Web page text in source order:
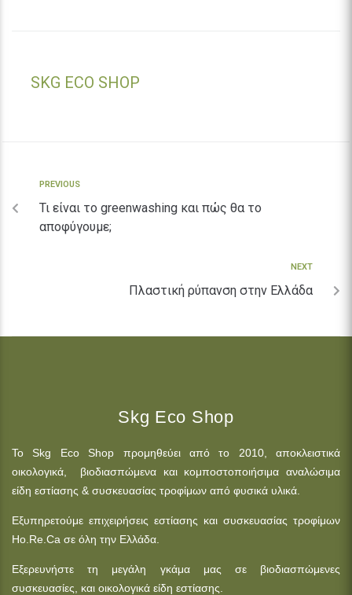
SKG ECO SHOP
PREVIOUS
Τι είναι το greenwashing και πώς θα το
αποφύγουμε;
NEXT
Πλαστική ρύπανση στην Ελλάδα
Skg Eco Shop
Το Skg Eco Shop προμηθεύει από το 2010, αποκλειστικά
οικολογικά, βιοδιασπώμενα και κομποστοποιήσιμα αναλώσιμα
είδη εστίασης & συσκευασίας τροφίμων από φυσικά υλικά.
Εξυπηρετούμε επιχειρήσεις εστίασης και συσκευασίας τροφίμων
Ho.Re.Ca σε όλη την Ελλάδα.
Εξερευνήστε τη μεγάλη γκάμα μας σε βιοδιασπώμενες
συσκευασίες, και οικολογικά είδη εστίασης.